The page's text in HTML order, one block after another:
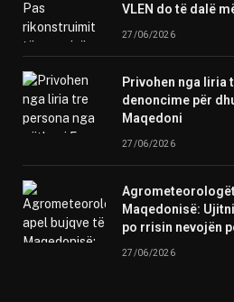
VLEN do të dalë
27/06/2026
Privohen nga liria
denoncime për
Maqedoni
27/06/2026
Maqedonisë:
po rrisin nevojën
27/06/2026